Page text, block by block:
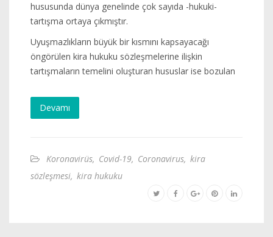
hususunda dünya genelinde çok sayıda -hukuki-
tartışma ortaya çıkmıştır.
Uyuşmazlıkların büyük bir kısmını kapsayacağı
öngörülen kira hukuku sözleşmelerine ilişkin
tartışmaların temelini oluşturan hususlar ise bozulan
Devamı
Koronavirüs, Covid-19, Coronavirus, kira
sözleşmesi, kira hukuku